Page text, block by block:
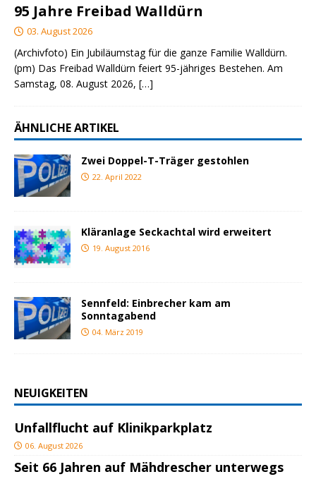
95 Jahre Freibad Walldürn
03. August 2026
(Archivfoto) Ein Jubiläumstag für die ganze Familie Walldürn.
(pm) Das Freibad Walldürn feiert 95-jähriges Bestehen. Am
Samstag, 08. August 2026, […]
ÄHNLICHE ARTIKEL
Zwei Doppel-T-Träger gestohlen
22. April 2022
Kläranlage Seckachtal wird erweitert
19. August 2016
Sennfeld: Einbrecher kam am
Sonntagabend
04. März 2019
NEUIGKEITEN
Unfallflucht auf Klinikparkplatz
06. August 2026
Seit 66 Jahren auf Mähdrescher unterwegs